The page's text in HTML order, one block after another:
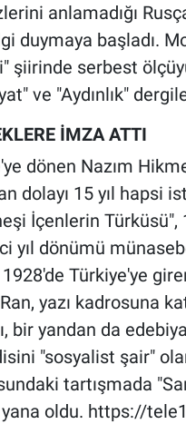
anlamadığı
duymaya başladı.
şiirinde serbest
ve "Aydınlık"
İMZA ATTI
dönen Nazım
dolayı 15 yıl hapsi
İçenlerin
yıl dönümü
Türkiye'ye
yazı kadrosuna
bir yandan da
"sosyalist şair"
tartışmada
oldu. https://